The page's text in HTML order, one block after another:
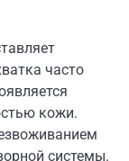
часто
кожи.
системы.